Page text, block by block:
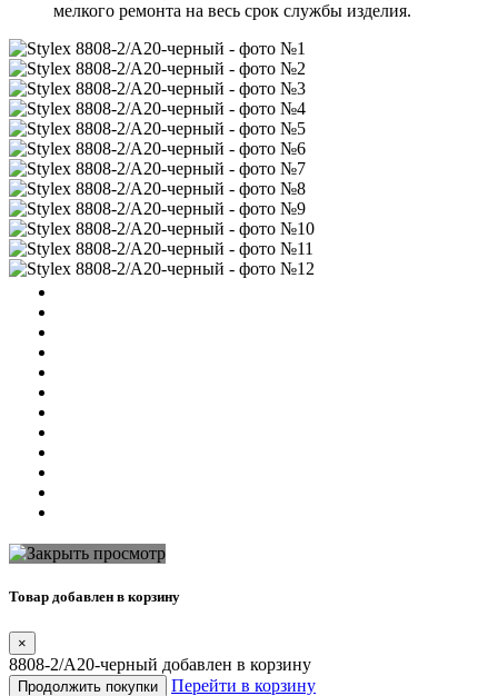
мелкого ремонта на весь срок службы изделия.
Товар добавлен в корзину
×
8808-2/А20-черный добавлен в корзину
Продолжить покупки Перейти в корзину